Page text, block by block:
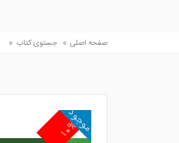
صفحه اصلی » جستوی کتاب »
۱۰%
موجود